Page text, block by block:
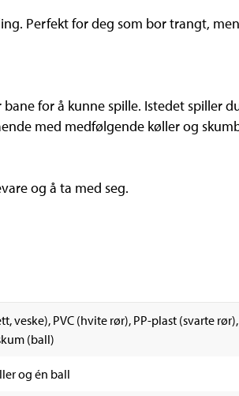
Perfekt for deg som bor trangt,
for å kunne spille. Istedet spiller
med medfølgende køller og
og å ta med seg.
veske), PVC (hvite rør), PP-plast (svarte
(ball)
og én ball